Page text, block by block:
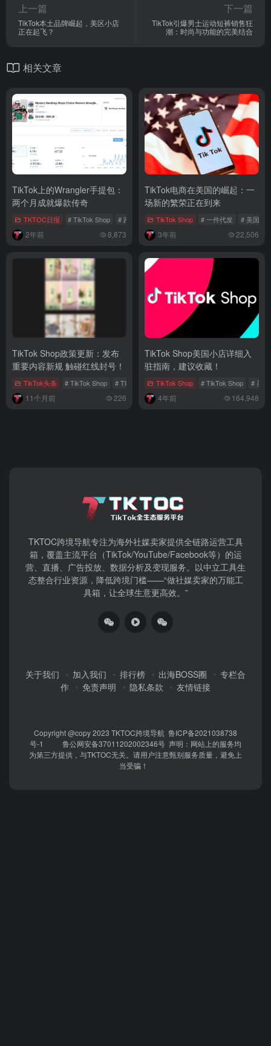
上一篇
TikTok本土品牌崛起，美区小店
正在起飞？
下一篇
TikTok引爆男士运动短裤销售狂
潮：时尚与功能的完美结合
相关文章
TikTok上的Wrangler手提包：
两个月成就爆款传奇
TKTOC日报 # TikTok Shop # 跨境电商 # TikTok爆款
2年前 8,873
TikTok电商在美国的崛起：一
场新的繁荣正在到来
TikTok Shop # 一件代发 # 美国市
3年前 22,506
TikTok Shop政策更新：发布
重要内容新规 触碰红线封号！
TikTok头条 # TikTok Shop # TikTok卖家
11个月前 226
TikTok Shop美国小店详细入
驻指南，建议收藏！
TikTok Shop # TikTok Shop # 美
4年前 164,948
TKTOC跨境导航​专注为海外社媒卖家提供全链路运营工具
箱，覆盖主流平台（TikTok/YouTube/Facebook等）​的运
营、直播、广告投放、数据分析及变现服务。以中立工具生
态整合行业资源，降低跨境门槛——“做社媒卖家的万能工
具箱，让全球生意更高效。”
关于我们 加入我们 排行榜 出海BOSS圈
专栏合
作
免责声明 隐私条款 友情链接
Copyright @copy 2023 TKTOC跨境导航 鲁ICP备2021038738
号-1
鲁公网安备37011202002346号 声明：网站上的服务均
为第三方提供，与TKTOC无关。请用户注意甄别服务质量，避免上
当受骗！